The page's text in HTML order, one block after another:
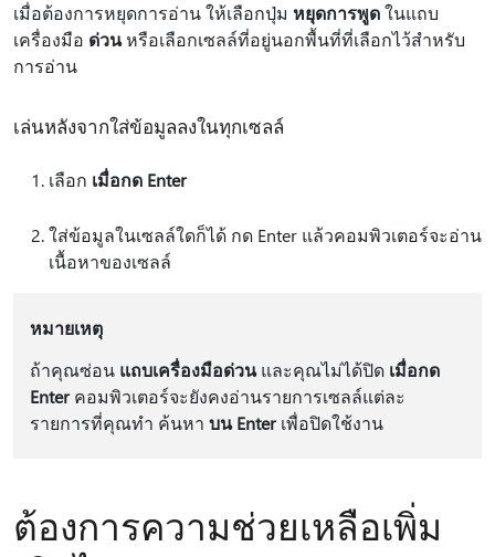
เมื่อต้องการหยุดการอ่าน ให้เลือกปุ่ม หยุดการพูดในแถบ
เครื่องมือ ด่วนหรือเลือกเซลล์ที่อยู่นอกพื้นที่ที่เลือกไว้สําหรับ
การอ่าน
เล่นหลังจากใส่ข้อมูลลงในทุกเซลล์
เลือก เมื่อกด Enter
ใส่ข้อมูลในเซลล์ใดก็ได้ กด Enter แล้วคอมพิวเตอร์จะอ่าน
เนื้อหาของเซลล์
หมายเหตุ
ถ้าคุณซ่อน แถบเครื่องมือด่วนและคุณไม่ได้ปิด เมื่อกด
Enterคอมพิวเตอร์จะยังคงอ่านรายการเซลล์แต่ละ
รายการที่คุณทํา ค้นหา บน Enterเพื่อปิดใช้งาน
ต้องการความช่วยเหลือเพิ่ม